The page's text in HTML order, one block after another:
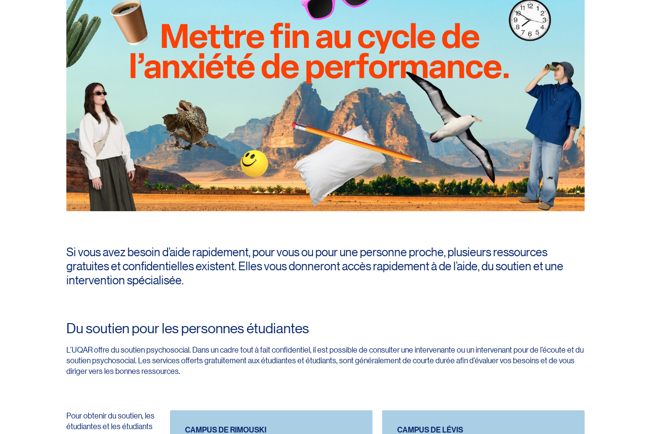
Le Nordet
Mentorat
Mobilité internationale
Orientation
Résidences au campus de Rimouski
Soutien informatique
Transport actif et stationnement
Si vous avez besoin d’aide rapidement, pour vous ou pour une personne proche, plusieurs ressources
gratuites et confidentielles existent. Elles vous donneront accès rapidement à de l’aide, du soutien et une
intervention spécialisée.
Du soutien pour les personnes étudiantes
L’UQAR offre du soutien psychosocial. Dans un cadre tout à fait confidentiel, il est possible de consulter une intervenante ou un intervenant pour de l’écoute et du
soutien psychosocial. Les services offerts gratuitement aux étudiantes et étudiants, sont généralement de courte durée afin d’évaluer vos besoins et de vous
diriger vers les bonnes ressources.
Pour obtenir du soutien, les
étudiantes et les étudiants
CAMPUS DE RIMOUSKI CAMPUS DE LÉVIS